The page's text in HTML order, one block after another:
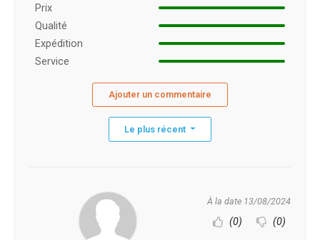
Prix ​​
Qualité
Expédition
Service
Ajouter un commentaire
Le plus récent
À la date 13/08/2024
(0) (0)